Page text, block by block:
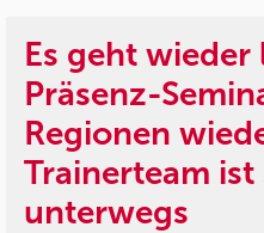
Es geht
Präsenz-
Regionen
Trainerteam ist
unterwegs